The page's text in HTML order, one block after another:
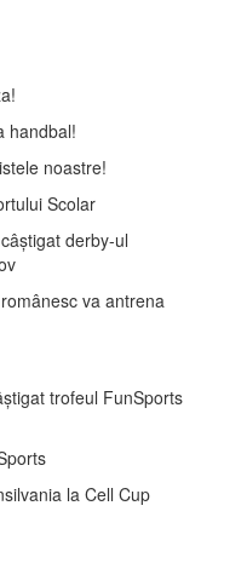
handbal!
noastre!
Scolar
derby-ul
va antrena
trofeul FunSports
la Cell Cup